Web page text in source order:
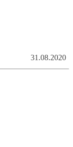
31.08.2020